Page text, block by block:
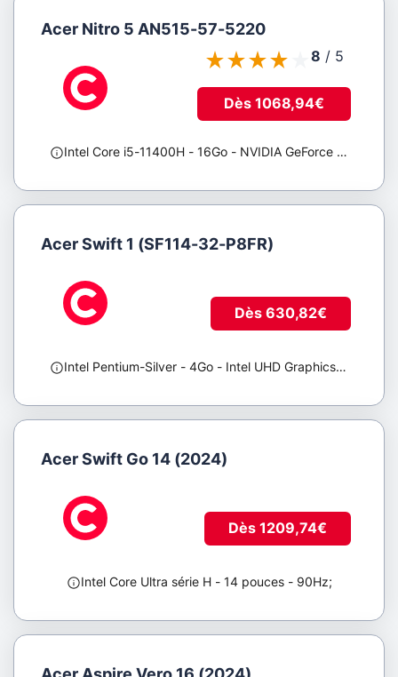
8 / 5
Dès 1068,94€
Acer Nitro 5 AN515-57-5220
Intel Core i5-11400H - 16Go- NVIDIA GeForce RTX 3060
Dès 630,82€
Acer Swift 1 (SF114-32-P8FR)
Intel Pentium-Silver- 4Go- Intel UHD Graphics 605
Dès 1209,74€
Acer Swift Go 14 (2024)
Intel Core Ultra série H - 14 pouces- 90Hz;